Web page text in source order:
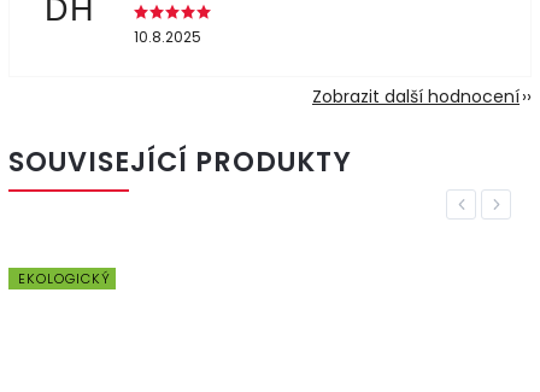
DH
10.8.2025
Zobrazit další hodnocení
SOUVISEJÍCÍ PRODUKTY
Previous
EKOLOGICKÝ
Next